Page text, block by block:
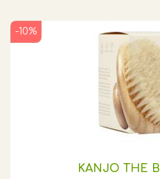
KANJO THE
-10%